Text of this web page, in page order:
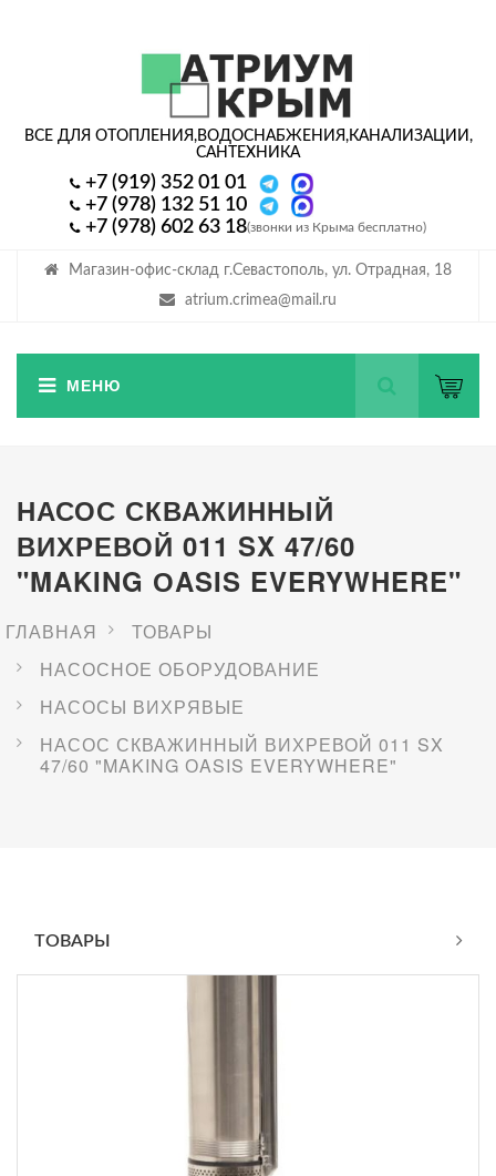
Магазин-офис-склад г.Севастополь, ул. Отрадная, 18
atrium.crimea@mail.ru
ВСЕ ДЛЯ ОТОПЛЕНИЯ,ВОДОСНАБЖЕНИЯ,КАНАЛИЗАЦИИ,
САНТЕХНИКА
+7 (919) 352 01 01
+7 (978) 132 51 10
+7 (978) 602 63 18(звонки из Крыма бесплатно)
НАСОС СКВАЖИННЫЙ
ВИХРЕВОЙ 011 SX 47/60
"MAKING ОASIS EVERYWHERE"
ГЛАВНАЯ
ТОВАРЫ
НАСОСНОЕ ОБОРУДОВАНИЕ
НАСОСЫ ВИХРЯВЫЕ
НАСОС СКВАЖИННЫЙ ВИХРЕВОЙ 011 SX
47/60 "MAKING ОASIS EVERYWHERE"
ТОВАРЫ